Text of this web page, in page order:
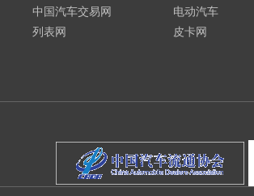
中国汽车交易网
列表网
电动汽车
皮卡网